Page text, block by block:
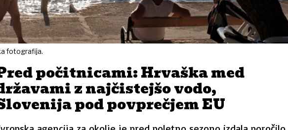
fotografija.
počitnicami: Hrvaška med
z najčistejšo vodo,
pod povprečjem EU